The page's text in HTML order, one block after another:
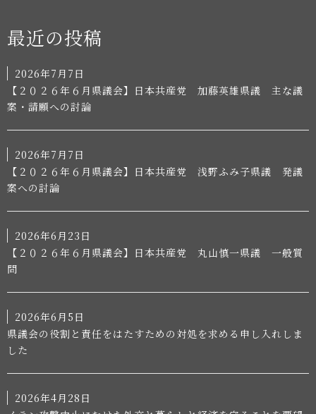
最近の投稿
2026年7月7日
【２０２６年６月県議会】日本共産党 加藤英雄県議 主な議
案・請願への討論
2026年7月7日
【２０２６年６月県議会】日本共産党 浅野ふみ子県議 発議
案への討論
2026年6月23日
【２０２６年６月県議会】日本共産党 丸山慎一県議 一般質
問
2026年6月5日
県議会の役割と責任をはたすための対処を求める申し入れしま
した
2026年4月28日